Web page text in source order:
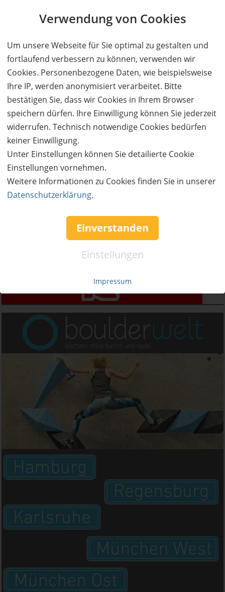
Verwendung von Cookies
Um unsere Webseite für Sie optimal zu gestalten und
fortlaufend verbessern zu können, verwenden wir
Cookies. Personenbezogene Daten, wie beispielsweise
Ihre IP, werden anonymisiert verarbeitet. Bitte
bestätigen Sie, dass wir Cookies in Ihrem Browser
speichern dürfen. Ihre Einwilligung können Sie jederzeit
widerrufen. Technisch notwendige Cookies bedürfen
keiner Einwilligung.
Unter Einstellungen können Sie detailierte Cookie
Einstellungen vornehmen.
Weitere Informationen zu Cookies finden Sie in unserer
Datenschutzerklärung.
Einverstanden
Einstellungen
Impressum
Follow us: